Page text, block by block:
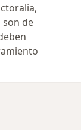
son de